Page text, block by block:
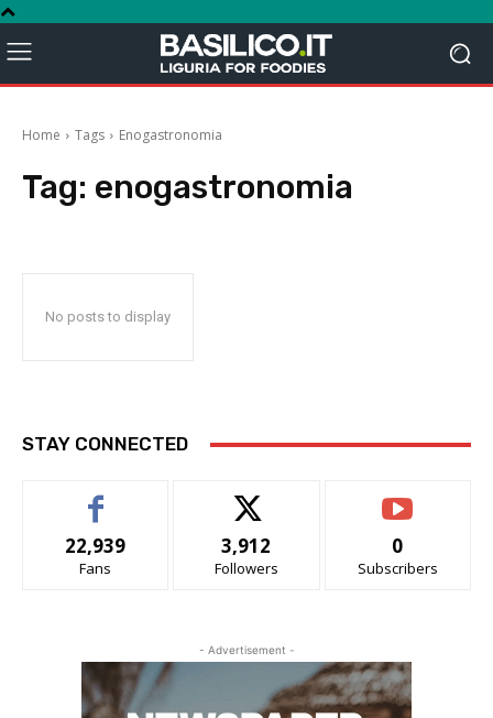
Home Tags Enogastronomia
Tag: enogastronomia
No posts to display
STAY CONNECTED
22,939
Fans
3,912
Followers
0
Subscribers
- Advertisement -